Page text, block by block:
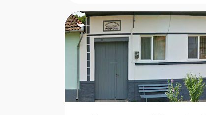
BIHOR (BH) CAPELA ROMANA UNITA